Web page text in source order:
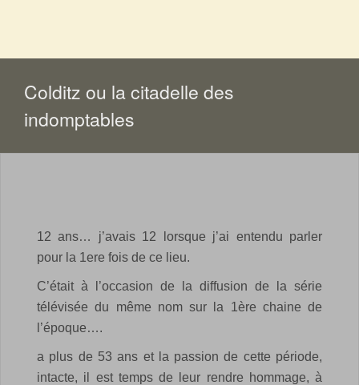
Colditz ou la citadelle des
indomptables
12 ans… j’avais 12 lorsque j’ai entendu parler
pour la 1ere fois de ce lieu.
C’était à l’occasion de la diffusion de la série
télévisée du même nom sur la 1ère chaine de
l’époque….
a plus de 53 ans et la passion de cette période,
intacte, il est temps de leur rendre hommage, à